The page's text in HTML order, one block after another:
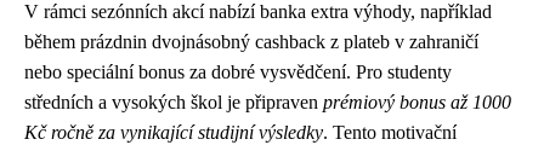
V rámci sezónních akcí nabízí banka extra výhody, například
během prázdnin dvojnásobný cashback z plateb v zahraničí
nebo speciální bonus za dobré vysvědčení. Pro studenty
středních a vysokých škol je připraven prémiový bonus až 1000
Kč ročně za vynikající studijní výsledky. Tento motivační